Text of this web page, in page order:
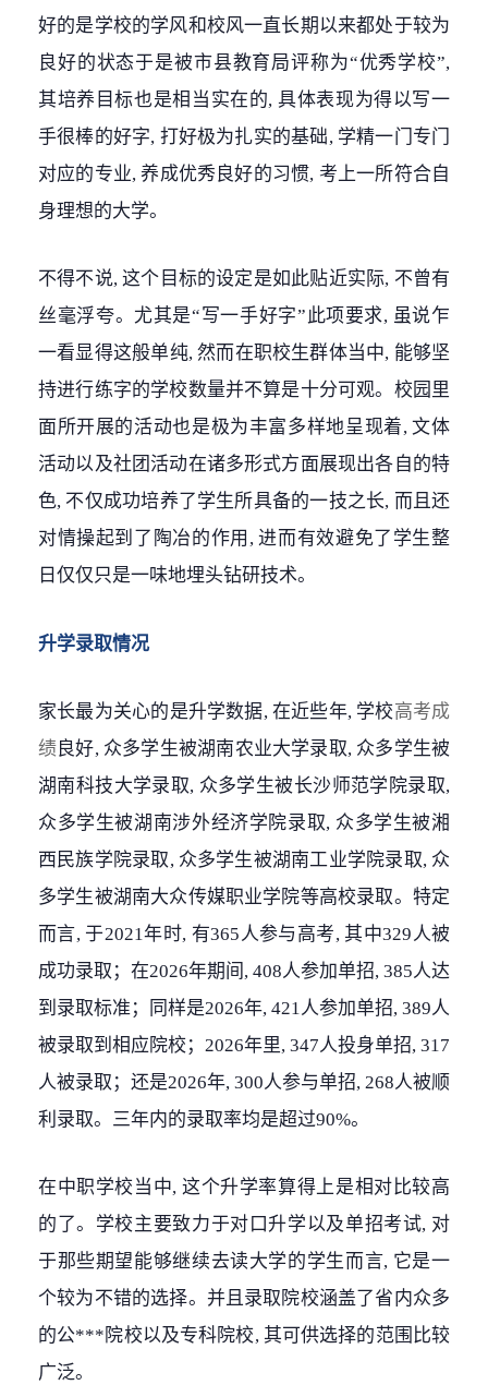
好的是学校的学风和校风一直长期以来都处于较为
良好的状态于是被市县教育局评称为“优秀学校”,
其培养目标也是相当实在的, 具体表现为得以写一
手很棒的好字, 打好极为扎实的基础, 学精一门专门
对应的专业, 养成优秀良好的习惯, 考上一所符合自
身理想的大学。
不得不说, 这个目标的设定是如此贴近实际, 不曾有
丝毫浮夸。尤其是“写一手好字”此项要求, 虽说乍
一看显得这般单纯, 然而在职校生群体当中, 能够坚
持进行练字的学校数量并不算是十分可观。校园里
面所开展的活动也是极为丰富多样地呈现着, 文体
活动以及社团活动在诸多形式方面展现出各自的特
色, 不仅成功培养了学生所具备的一技之长, 而且还
对情操起到了陶冶的作用, 进而有效避免了学生整
日仅仅只是一味地埋头钻研技术。
升学录取情况
家长最为关心的是升学数据, 在近些年, 学校高考成
绩 良好, 众多学生被湖南农业大学录取, 众多学生被
湖南科技大学录取, 众多学生被长沙师范学院录取,
众多学生被湖南涉外经济学院录取, 众多学生被湘
西民族学院录取, 众多学生被湖南工业学院录取, 众
多学生被湖南大众传媒职业学院等高校录取。特定
而言, 于2021年时, 有365人参与高考, 其中329人被
成功录取；在2026年期间, 408人参加单招, 385人达
到录取标准；同样是2026年, 421人参加单招, 389人
被录取到相应院校；2026年里, 347人投身单招, 317
人被录取；还是2026年, 300人参与单招, 268人被顺
利录取。三年内的录取率均是超过90%。
在中职学校当中, 这个升学率算得上是相对比较高
的了。学校主要致力于对口升学以及单招考试, 对
于那些期望能够继续去读大学的学生而言, 它是一
个较为不错的选择。并且录取院校涵盖了省内众多
的公***院校以及专科院校, 其可供选择的范围比较
广泛。